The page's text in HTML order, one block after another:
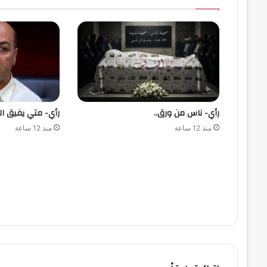
رأي- ناس من ورق..
منذ 12 ساعة
رأي- متي يفيق
منذ 12 ساعة